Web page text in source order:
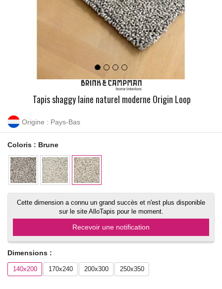
Tapis shaggy laine naturel moderne Origin Loop
Origine : Pays-Bas
Coloris : Brune
Cette dimension a connu un grand succès et n'est plus disponible
sur le site AlloTapis pour le moment.
Recevoir une notification
Dimensions :
140x200 170x240 200x300 250x350